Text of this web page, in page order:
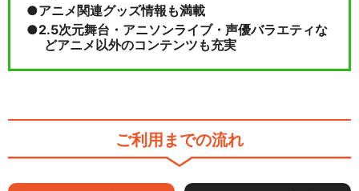
アニメ関連グッズ情報も満載
2.5次元舞台・アニソンライブ・声優バラエティな
どアニメ以外のコンテンツも充実
ご利用までの流れ